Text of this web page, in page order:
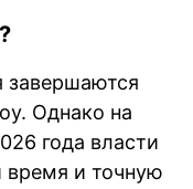
завершаются
Однако на
года власти
время и точную